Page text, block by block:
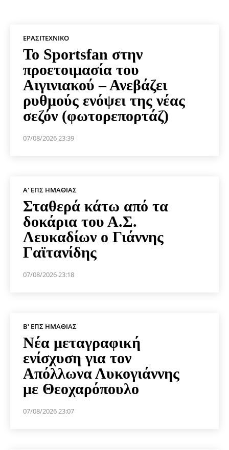
ΕΡΑΣΙΤΕΧΝΙΚΟ
Το Sportsfan στην
προετοιμασία του
Αιγινιακού – Ανεβάζει
ρυθμούς ενόψει της νέας
σεζόν (φωτορεπορτάζ)
07/08/2026 23:39
Α' ΕΠΣ ΗΜΑΘΊΑΣ
Σταθερά κάτω από τα
δοκάρια του Α.Σ.
Λευκαδίων ο Γιάννης
Γαϊτανίδης
07/08/2026 23:18
Β' ΕΠΣ ΗΜΑΘΊΑΣ
Νέα μεταγραφική
ενίσχυση για τον
Απόλλωνα Λυκογιάννης
με Θεοχαρόπουλο
07/08/2026 23:07